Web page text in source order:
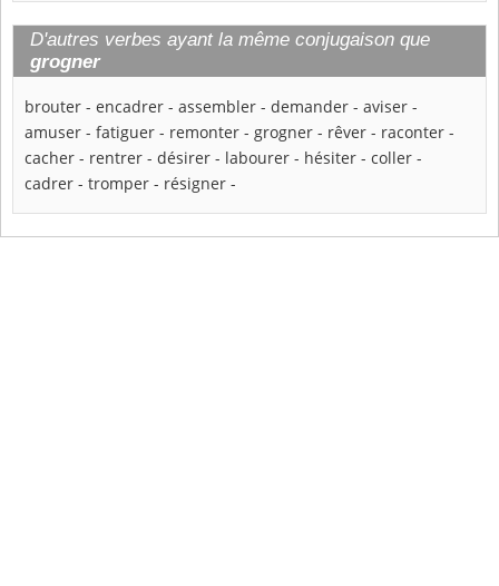
D'autres verbes ayant la même conjugaison que
grogner
brouter - encadrer - assembler - demander - aviser -
amuser - fatiguer - remonter - grogner - rêver - raconter -
cacher - rentrer - désirer - labourer - hésiter - coller -
cadrer - tromper - résigner -